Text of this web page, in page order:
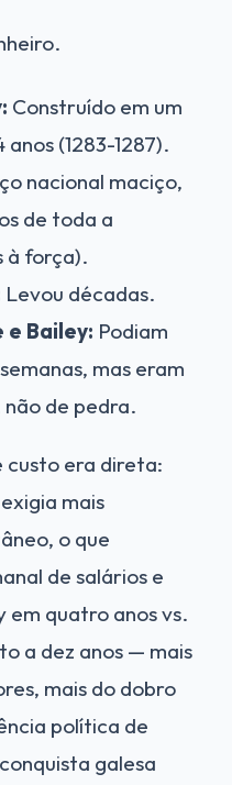
Construído em um
(1283-1287).
nacional maciço,
de toda a
à força).
Levou décadas.
e Bailey: Podiam
mas eram
de pedra.
custo era direta:
mais
o que
de salários e
em quatro anos vs.
a dez anos — mais
mais do dobro
política de
galesa